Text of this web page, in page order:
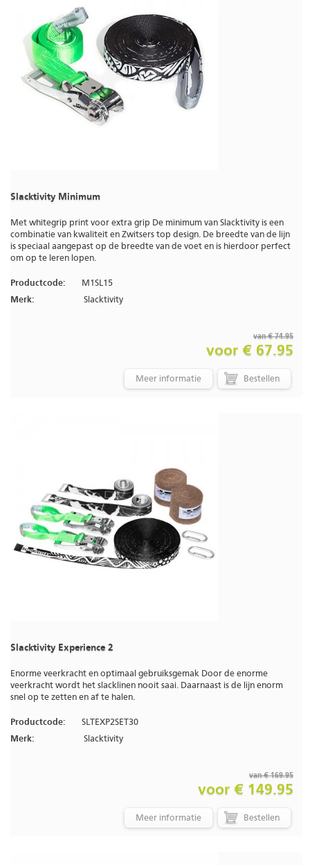
Slacktivity Minimum
Met whitegrip print voor extra grip De minimum van Slacktivity is een
combinatie van kwaliteit en Zwitsers top design. De breedte van de lijn
is speciaal aangepast op de breedte van de voet en is hierdoor perfect
om op te leren lopen.
Productcode:
M1SL15
Merk:
Slacktivity
van € 74.95
voor € 67.95
Meer informatie
Slacktivity Experience 2
Enorme veerkracht en optimaal gebruiksgemak Door de enorme
veerkracht wordt het slacklinen nooit saai. Daarnaast is de lijn enorm
snel op te zetten en af te halen.
Productcode:
SLTEXP2SET30
Merk:
Slacktivity
van € 169.95
voor € 149.95
Meer informatie